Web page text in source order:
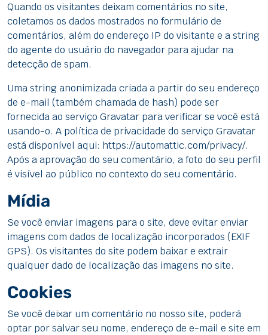
Quando os visitantes deixam comentários no site,
coletamos os dados mostrados no formulário de
comentários, além do endereço IP do visitante e a string
do agente do usuário do navegador para ajudar na
detecção de spam.
Uma string anonimizada criada a partir do seu endereço
de e-mail (também chamada de hash) pode ser
fornecida ao serviço Gravatar para verificar se você está
usando-o. A política de privacidade do serviço Gravatar
está disponível aqui: https://automattic.com/privacy/.
Após a aprovação do seu comentário, a foto do seu perfil
é visível ao público no contexto do seu comentário.
Mídia
Se você enviar imagens para o site, deve evitar enviar
imagens com dados de localização incorporados (EXIF
GPS). Os visitantes do site podem baixar e extrair
qualquer dado de localização das imagens no site.
Cookies
Se você deixar um comentário no nosso site, poderá
optar por salvar seu nome, endereço de e-mail e site em